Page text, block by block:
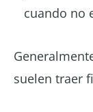
cuando no
suelen traer